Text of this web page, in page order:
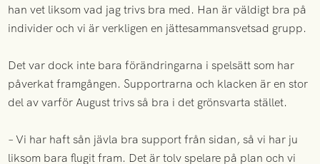
han vet liksom vad jag trivs bra med. Han är väldigt bra på
individer och vi är verkligen en jättesammansvetsad grupp.
Det var dock inte bara förändringarna i spelsätt som har
påverkat framgången. Supportrarna och klacken är en stor
del av varför August trivs så bra i det grönsvarta stället.
– Vi har haft sån jävla bra support från sidan, så vi har ju
liksom bara flugit fram. Det är tolv spelare på plan och vi